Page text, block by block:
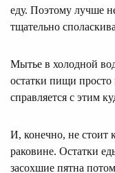
еду. Поэтому лучше
тщательно
Мытье в холодной
остатки пищи просто
справляется с этим
И, конечно, не стоит
раковине. Остатки
засохшие пятна